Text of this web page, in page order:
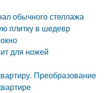
обычного стеллажа
плитку в шедевр
для ножей
Преобразование